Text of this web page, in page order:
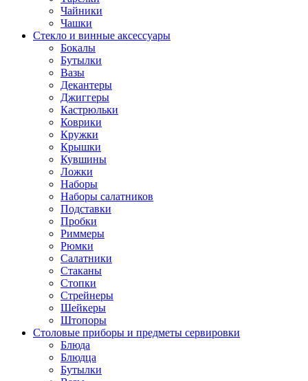
Чайники
Чашки
Стекло и винные аксессуары
Бокалы
Бутылки
Вазы
Декантеры
Джиггеры
Кастрюльки
Коврики
Кружки
Крышки
Кувшины
Ложки
Наборы
Наборы салатников
Подставки
Пробки
Риммеры
Рюмки
Салатники
Стаканы
Стопки
Стрейнеры
Шейкеры
Штопоры
Столовые приборы и предметы сервировки
Блюда
Блюдца
Бутылки